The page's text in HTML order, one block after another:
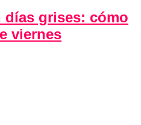
días grises: cómo
viernes